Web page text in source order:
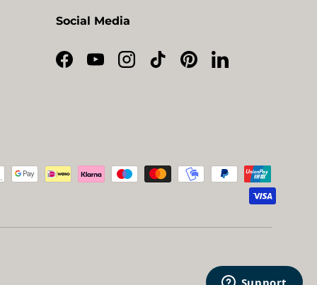
Social Media
Facebook
YouTubeInstagram
TikTokPinterestLinkedIn